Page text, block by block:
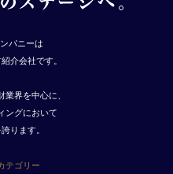
パニーは
介会社です。
業界を中心に、
ングにおいて
ります。
テゴリー